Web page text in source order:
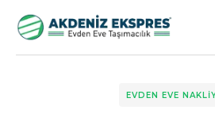
EVDEN EVE